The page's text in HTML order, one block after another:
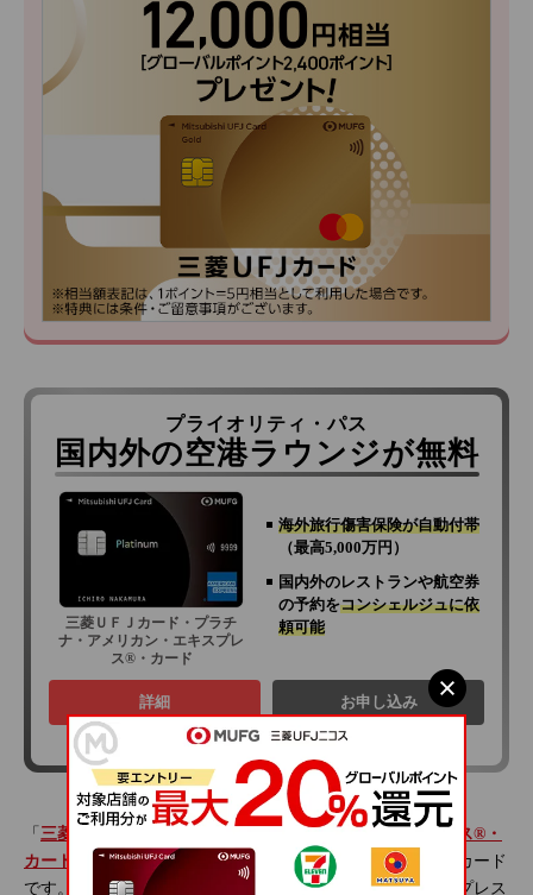
プライオリティ・パス
国内外の空港ラウンジが無料
三菱ＵＦＪカード・プラチ
ナ・アメリカン・エキスプレ
ス®・カード
海外旅行傷害保険が自動付帯
（最高5,000万円）
国内外のレストランや航空券
の予約をコンシェルジュに依
頼可能
詳細 お申し込み
「 三菱ＵＦＪカード・プラチナ・アメリカン・エキスプレス®・
カード
」は、実用性とステータス性を兼ね備えたプラチナカード
です。三菱ＵＦＪカード・プラチナ・アメリカン・エキスプレス